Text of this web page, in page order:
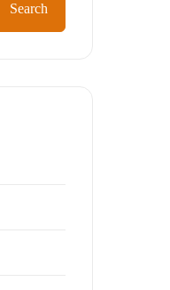
Search